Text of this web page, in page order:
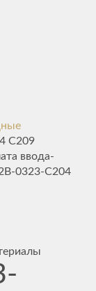
C209
ввода-
0323-C204